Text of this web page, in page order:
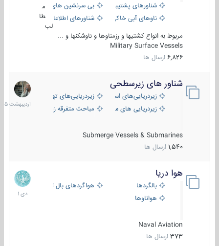
شناورهای پشتیبانی
بی سرنشین های دریایی
ناوهای آبی خاکی و نیروبرشناورهای اطلاعاتی و جاسوسی
طا
لب
مربوط به انواع کشتیها و رزمناوها و ناوشکنها و ...
Military Surface Vessels
6,826 ارسال ها
شناور های زیرسطحی
زیردریایی‌های استراتژیکزیردریایی‌های تهاجمی
زیردریایی های سبک
مباحث متفرقه زیرسطحی
Submerge Vessels & Submarines
1,540 ارسال ها
31
1405
هوا دریا
بالگردها
هواگردهای بال ثابت
هواناوها
Naval Aviation
373 ارسال ها
12
دی
1401